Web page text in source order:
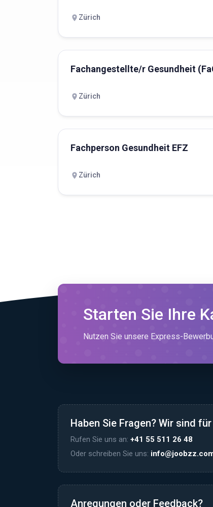
Zürich
Fachangestellte/r Gesundheit
Zürich
Fachperson Gesundheit EFZ
Zürich
Starten Sie Ihre
Nutzen Sie unsere Express-
Haben Sie Fragen? Wir sind
Rufen Sie uns an: +41 55 511 26 48
Oder schreiben Sie uns:
Anregungen oder Feedback?